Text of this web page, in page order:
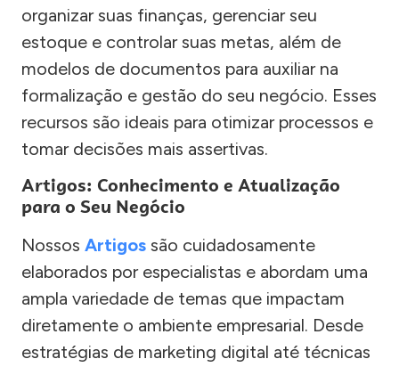
organizar suas finanças, gerenciar seu
estoque e controlar suas metas, além de
modelos de documentos para auxiliar na
formalização e gestão do seu negócio. Esses
recursos são ideais para otimizar processos e
tomar decisões mais assertivas.
Artigos: Conhecimento e Atualização
para o Seu Negócio
Nossos Artigos são cuidadosamente
elaborados por especialistas e abordam uma
ampla variedade de temas que impactam
diretamente o ambiente empresarial. Desde
estratégias de marketing digital até técnicas